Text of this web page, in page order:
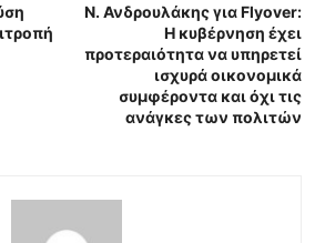
Ν. Ανδρουλάκης για Flyover:
H κυβέρνηση έχει
προτεραιότητα να υπηρετεί
ισχυρά οικονομικά
συμφέροντα και όχι τις
ανάγκες των πολιτών